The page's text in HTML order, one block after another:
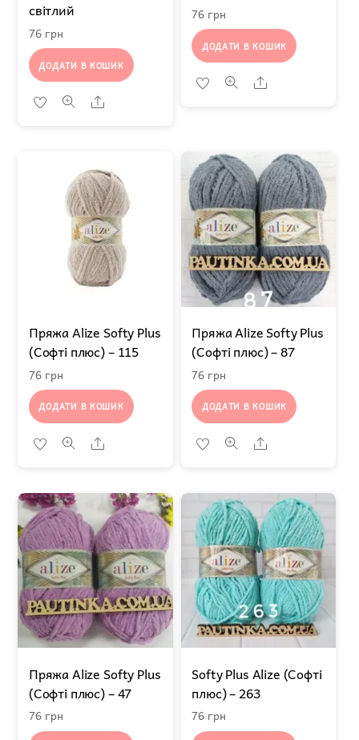
світлий
76 грн
ДОДАТИ В КОШИК
Share
76 грн
ДОДАТИ В КОШИК
Share
Пряжа Alize Softy Plus
(Софті плюс) – 115
76 грн
ДОДАТИ В КОШИК
Share
Пряжа Alize Softy Plus
(Софті плюс) – 87
76 грн
ДОДАТИ В КОШИК
Share
Пряжа Alize Softy Plus
(Софті плюс) – 47
76 грн
Softy Plus Alize (Софті
плюс) – 263
76 грн